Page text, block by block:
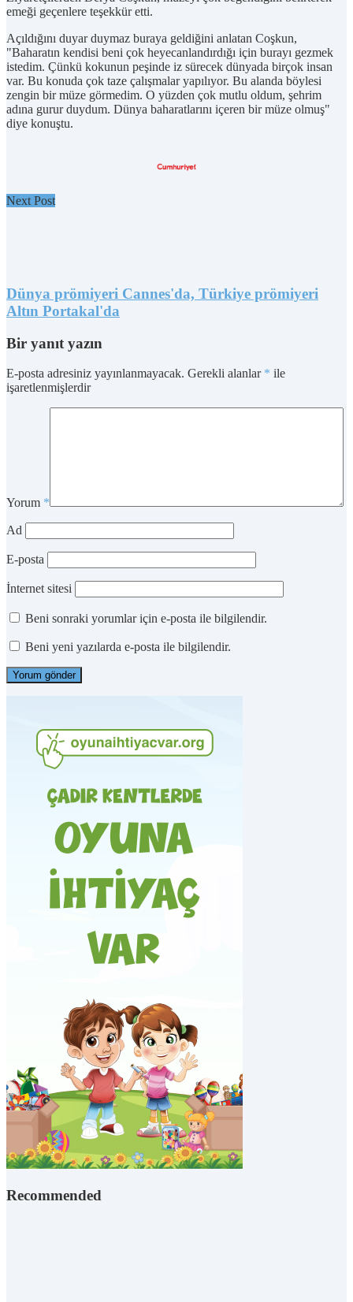
emeği geçenlere teşekkür etti.
Açıldığını duyar duymaz buraya geldiğini anlatan Coşkun,
"Baharatın kendisi beni çok heyecanlandırdığı için burayı gezmek
istedim. Çünkü kokunun peşinde iz sürecek dünyada birçok insan
var. Bu konuda çok taze çalışmalar yapılıyor. Bu alanda böylesi
zengin bir müze görmedim. O yüzden çok mutlu oldum, şehrim
adına gurur duydum. Dünya baharatlarını içeren bir müze olmuş"
diye konuştu.
Next Post
Dünya prömiyeri Cannes'da, Türkiye prömiyeri
Altın Portakal'da
Bir yanıt yazın
E-posta adresiniz yayınlanmayacak. Gerekli alanlar * ile
işaretlenmişlerdir
Yorum *
Ad
E-posta
İnternet sitesi
Beni sonraki yorumlar için e-posta ile bilgilendir.
Beni yeni yazılarda e-posta ile bilgilendir.
Recommended